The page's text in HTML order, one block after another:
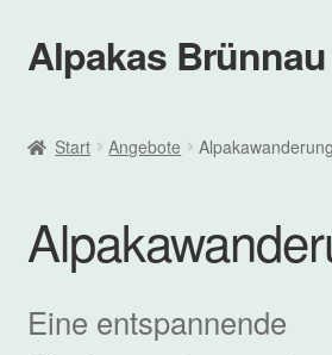
Zur
Navigation
Zum
Inhalt
Alpakas Brünnau
Alpakawanderungen
Start Angebote
Eine entspannende